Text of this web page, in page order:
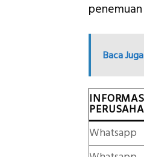
Baca
Whatsapp